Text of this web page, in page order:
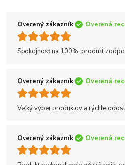
Overený zákazník Overená
Spokojnosť na 100%, produkt
Overený zákazník Overená
Veľký výber produktov a rýchle
Overený zákazník Overená